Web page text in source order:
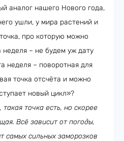
аналог нашего Нового года,
ушли, у мира растений и
про которую можно
неделя – не будем уж дату
неделя – поворотная для
точка отсчёта и можно
новый цикл»?
точка есть, но скорее
Всё зависит от погоды,
самых сильных заморозков